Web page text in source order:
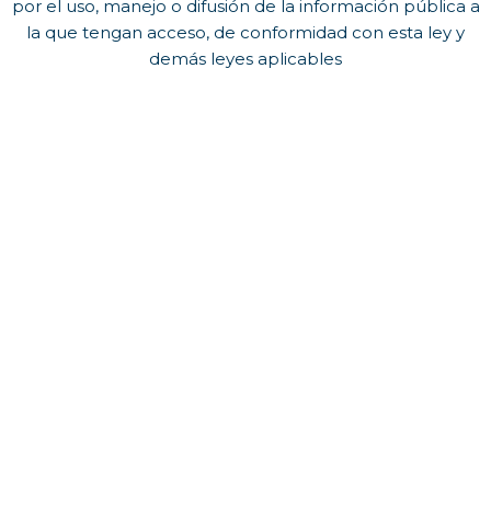
por el uso, manejo o difusión de la información pública a
la que tengan acceso, de conformidad con esta ley y
demás leyes aplicables